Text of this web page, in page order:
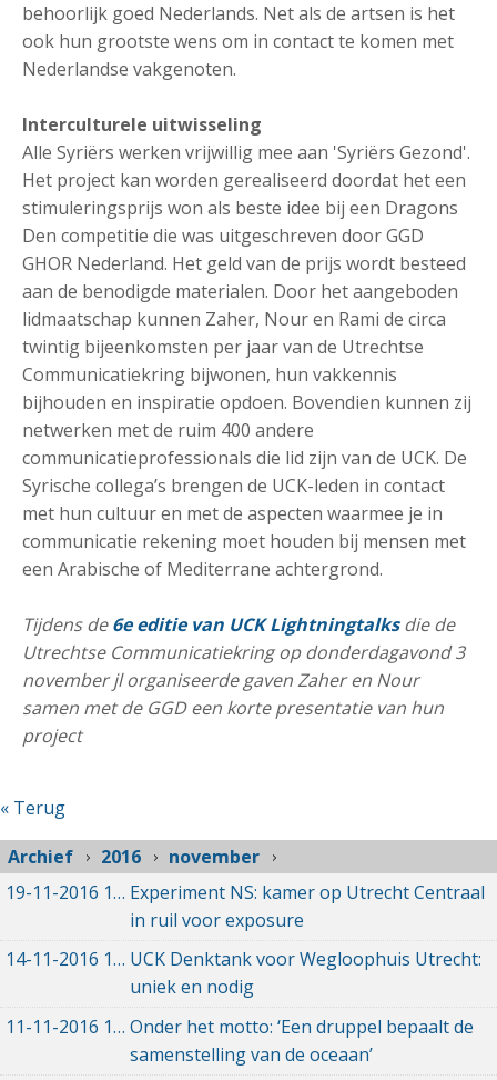
behoorlijk goed Nederlands. Net als de artsen is het
ook hun grootste wens om in contact te komen met
Nederlandse vakgenoten.
Interculturele uitwisseling
Alle Syriërs werken vrijwillig mee aan 'Syriërs Gezond'.
Het project kan worden gerealiseerd doordat het een
stimuleringsprijs won als beste idee bij een Dragons
Den competitie die was uitgeschreven door GGD
GHOR Nederland. Het geld van de prijs wordt besteed
aan de benodigde materialen. Door het aangeboden
lidmaatschap kunnen Zaher, Nour en Rami de circa
twintig bijeenkomsten per jaar van de Utrechtse
Communicatiekring bijwonen, hun vakkennis
bijhouden en inspiratie opdoen. Bovendien kunnen zij
netwerken met de ruim 400 andere
communicatieprofessionals die lid zijn van de UCK. De
Syrische collega’s brengen de UCK-leden in contact
met hun cultuur en met de aspecten waarmee je in
communicatie rekening moet houden bij mensen met
een Arabische of Mediterrane achtergrond.
Tijdens de6e editie van UCK Lightningtalksdie de
Utrechtse Communicatiekring op donderdagavond 3
november jl organiseerde gaven Zaher en Nour
samen met de GGD een korte presentatie van hun
project
« Terug
Archief
2016
november
19-11-2016 19-11-2016 09:56
Experiment NS: kamer op Utrecht Centraal
in ruil voor exposure
14-11-2016 14-11-2016 22:42
UCK Denktank voor Wegloophuis Utrecht:
uniek en nodig
11-11-2016 11-11-2016 19:14
Onder het motto: ‘Een druppel bepaalt de
samenstelling van de oceaan’